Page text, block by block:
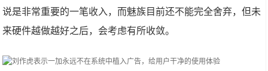
说是非常重要的一笔收入，而魅族目前还不能完全舍弃，但未
来硬件越做越好之后，会考虑有所收敛。